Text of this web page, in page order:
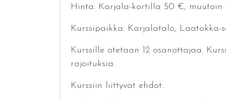
Hinta: Karjala-kortilla 50 €, muutoin
Kurssipaikka: Karjalatalo, Laatokka-
Kurssille otetaan 12 osanottajaa.
rajoituksia.
Kurssiin liittyvät ehdot: